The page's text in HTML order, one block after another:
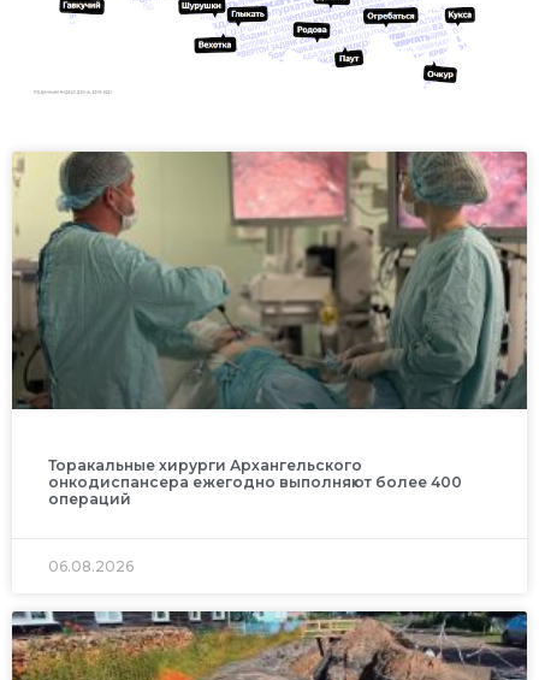
Торакальные хирурги Архангельского
онкодиспансера ежегодно выполняют более 400
операций
06.08.2026